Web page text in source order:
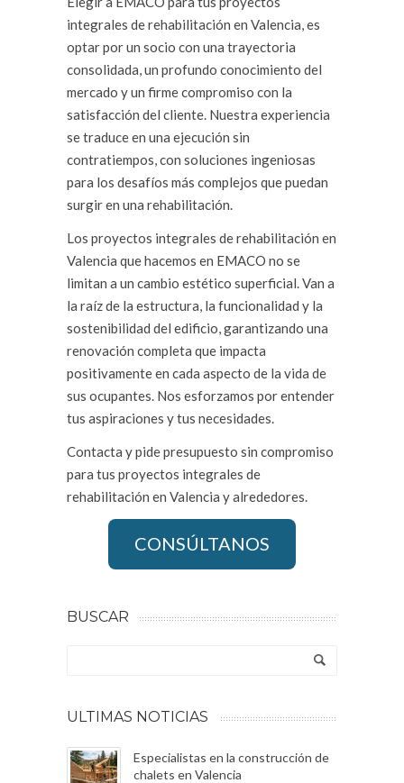
integrales de rehabilitación en Valencia, es
optar por un socio con una trayectoria
consolidada, un profundo conocimiento del
mercado y un firme compromiso con la
satisfacción del cliente. Nuestra experiencia
se traduce en una ejecución sin
contratiempos, con soluciones ingeniosas
para los desafíos más complejos que puedan
surgir en una rehabilitación.
Los proyectos integrales de rehabilitación en
Valencia que hacemos en EMACO no se
limitan a un cambio estético superficial. Van a
la raíz de la estructura, la funcionalidad y la
sostenibilidad del edificio, garantizando una
renovación completa que impacta
positivamente en cada aspecto de la vida de
sus ocupantes. Nos esforzamos por entender
tus aspiraciones y tus necesidades.
Contacta y pide presupuesto sin compromiso
para tus proyectos integrales de
rehabilitación en Valencia y alrededores.
CONSÚLTANOS
BUSCAR
ULTIMAS NOTICIAS
Especialistas en la construcción de
chalets en Valencia